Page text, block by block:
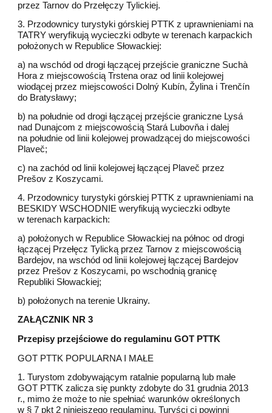
przez Tarnov do Przełęczy Tylickiej.
3. Przodownicy turystyki górskiej PTTK z uprawnieniami na
TATRY weryfikują wycieczki odbyte w terenach karpackich
położonych w Republice Słowackiej:
a) na wschód od drogi łączącej przejście graniczne Suchà
Hora z miejscowością Trstena oraz od linii kolejowej
wiodącej przez miejscowości Dolný Kubín, Žylina i Trenčín
do Bratysławy;
b) na południe od drogi łączącej przejście graniczne Lysá
nad Dunajcom z miejscowością Stará Lubovňa i dalej
na południe od linii kolejowej prowadzącej do miejscowości
Plaveč;
c) na zachód od linii kolejowej łączącej Plaveč przez
Prešov z Koszycami.
4. Przodownicy turystyki górskiej PTTK z uprawnieniami na
BESKIDY WSCHODNIE weryfikują wycieczki odbyte
w terenach karpackich:
a) położonych w Republice Słowackiej na północ od drogi
łączącej Przełęcz Tylicką przez Tarnov z miejscowością
Bardejov, na wschód od linii kolejowej łączącej Bardejov
przez Prešov z Koszycami, po wschodnią granicę
Republiki Słowackiej;
b) położonych na terenie Ukrainy.
ZAŁĄCZNIK NR 3
Przepisy przejściowe do regulaminu GOT PTTK
GOT PTTK POPULARNA I MAŁE
1. Turystom zdobywającym ratalnie popularną lub małe
GOT PTTK zalicza się punkty zdobyte do 31 grudnia 2013
r., mimo że może to nie spełniać warunków określonych
w § 7 pkt 2 niniejszego regulaminu. Turyści ci powinni